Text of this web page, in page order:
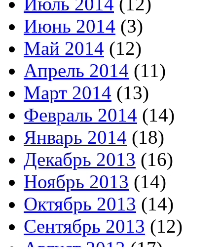
Июнь 2014 (3)
Май 2014 (12)
Апрель 2014 (11)
Март 2014 (13)
Февраль 2014 (14)
Январь 2014 (18)
Декабрь 2013 (16)
Ноябрь 2013 (14)
Октябрь 2013 (14)
Сентябрь 2013 (12)